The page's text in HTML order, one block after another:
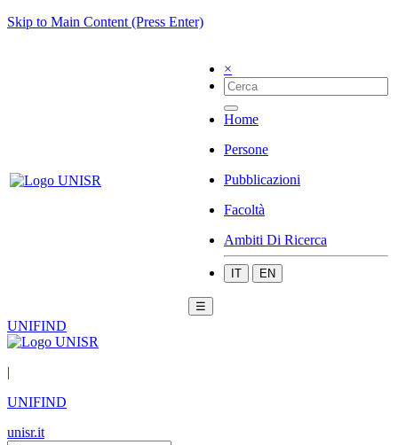
Skip to Main Content (Press Enter)
×
Home
Persone
Pubblicazioni
Facoltà
Ambiti Di Ricerca
IT EN
☰
UNIFIND
|
UNIFIND
unisr.it